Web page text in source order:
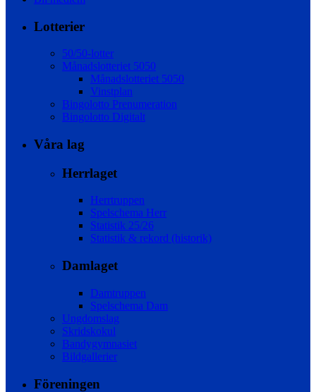
Lotterier
50/50-lotter
Månadslotteriet 5050
Månadslotteriet 5050
Vinstplan
Bingolotto Prenumeration
Bingolotto Digitalt
Våra lag
Herrlaget
Herrtruppen
Spelschema Herr
Statistik 25/26
Statistik & rekord (historik)
Damlaget
Damtruppen
Spelschema Dam
Ungdomslag
Skridskokul
Bandygymnasiet
Bildgallerier
Föreningen